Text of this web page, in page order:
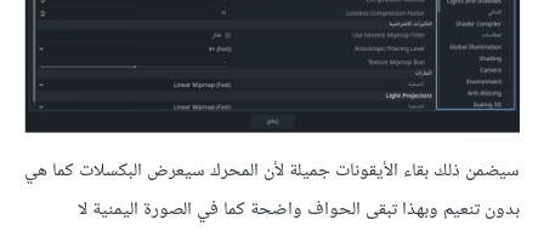
سيضمن ذلك بقاء الأيقونات جميلة لأن المحرك سيعرض البكسلات كما هي
بدون تنعيم وبهذا تبقى الحواف واضحة كما في الصورة اليمنية لا